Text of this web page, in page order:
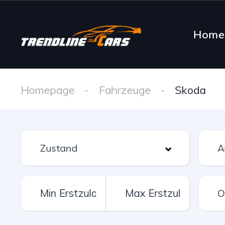
Home
Homepage Fahrzeuge Skoda